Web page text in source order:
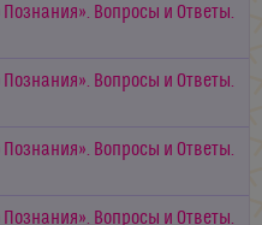
Вопросы и Ответы.
Вопросы и Ответы.
Вопросы и Ответы.
Вопросы и Ответы.